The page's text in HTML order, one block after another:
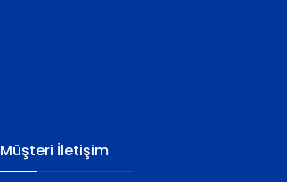
Müşteri İletişim